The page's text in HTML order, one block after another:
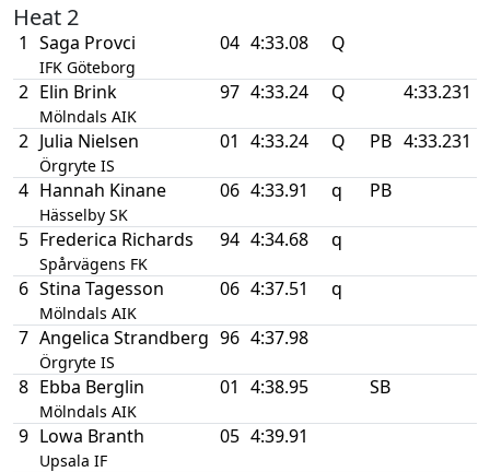
Heat 2
1 Saga Provci
IFK Göteborg
04 4:33.08 Q
2 Elin Brink
Mölndals AIK
97 4:33.24 Q 4:33.231
2 Julia Nielsen
Örgryte IS
01 4:33.24 Q PB 4:33.231
4 Hannah Kinane
Hässelby SK
06 4:33.91 q PB
5 Frederica Richards
Spårvägens FK
94 4:34.68 q
6 Stina Tagesson
Mölndals AIK
06 4:37.51 q
7 Angelica Strandberg
Örgryte IS
96 4:37.98
8 Ebba Berglin
Mölndals AIK
01 4:38.95 SB
9 Lowa Branth
Upsala IF
05 4:39.91